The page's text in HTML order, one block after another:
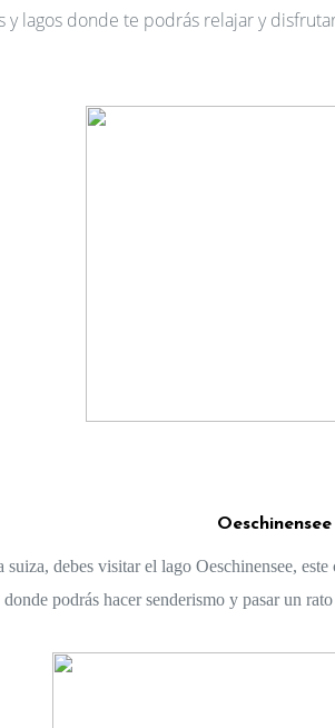
y lagos donde te podrás relajar y
donde podrás hacer senderismo y pasar un